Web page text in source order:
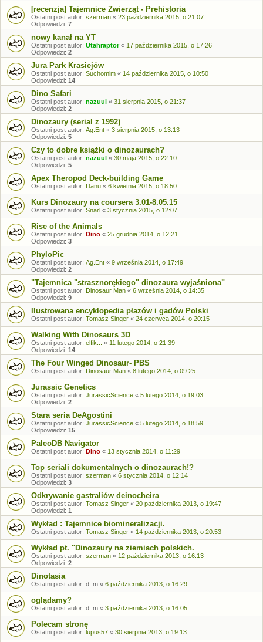
[recenzja] Tajemnice Zwierząt - Prehistoria
Ostatni post autor: szerman « 23 października 2015, o 21:07
Odpowiedzi: 7
nowy kanał na YT
Ostatni post autor: Utahraptor« 17 października 2015, o 17:26
Odpowiedzi: 2
Jura Park Krasiejów
Ostatni post autor: Suchomim « 14 października 2015, o 10:50
Odpowiedzi: 14
Dino Safari
Ostatni post autor: nazuul « 31 sierpnia 2015, o 21:37
Odpowiedzi: 2
Dinozaury (serial z 1992)
Ostatni post autor: Ag.Ent « 3 sierpnia 2015, o 13:13
Odpowiedzi: 5
Czy to dobre książki o dinozaurach?
Ostatni post autor: nazuul « 30 maja 2015, o 22:10
Odpowiedzi: 5
Apex Theropod Deck-building Game
Ostatni post autor: Danu « 6 kwietnia 2015, o 18:50
Kurs Dinozaury na coursera 3.01-8.05.15
Ostatni post autor: Snarl « 3 stycznia 2015, o 12:07
Rise of the Animals
Ostatni post autor: Dino « 25 grudnia 2014, o 12:21
Odpowiedzi: 3
PhyloPic
Ostatni post autor: Ag.Ent « 9 września 2014, o 17:49
Odpowiedzi: 2
"Tajemnica "strasznorękiego" dinozaura wyjaśniona"
Ostatni post autor: Dinosaur Man « 6 września 2014, o 14:35
Odpowiedzi: 9
Ilustrowana encyklopedia płazów i gadów Polski
Ostatni post autor: Tomasz Singer « 24 czerwca 2014, o 20:15
Walking With Dinosaurs 3D
Ostatni post autor: elfik... « 11 lutego 2014, o 21:39
Odpowiedzi: 14
The Four Winged Dinosaur- PBS
Ostatni post autor: Dinosaur Man « 8 lutego 2014, o 09:25
Jurassic Genetics
Ostatni post autor: JurassicScience « 5 lutego 2014, o 19:03
Odpowiedzi: 2
Stara seria DeAgostini
Ostatni post autor: JurassicScience « 5 lutego 2014, o 18:59
Odpowiedzi: 15
PaleoDB Navigator
Ostatni post autor: Dino « 13 stycznia 2014, o 11:29
Top seriali dokumentalnych o dinozaurach!?
Ostatni post autor: szerman « 6 stycznia 2014, o 12:14
Odpowiedzi: 3
Odkrywanie gastraliów deinocheira
Ostatni post autor: Tomasz Singer « 20 października 2013, o 19:47
Odpowiedzi: 1
Wykład : Tajemnice biomineralizacji.
Ostatni post autor: Tomasz Singer « 14 października 2013, o 20:53
Wykład pt. "Dinozaury na ziemiach polskich.
Ostatni post autor: szerman « 12 października 2013, o 16:13
Odpowiedzi: 2
Dinotasia
Ostatni post autor: d_m « 6 października 2013, o 16:29
oglądamy?
Ostatni post autor: d_m « 3 października 2013, o 16:05
Polecam stronę
Ostatni post autor: lupus57 « 30 sierpnia 2013, o 19:13